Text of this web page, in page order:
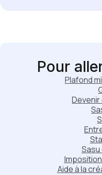
Pour
Plafond
Aide à la